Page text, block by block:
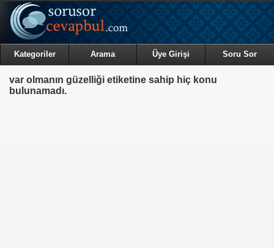
Kategoriler Arama Üye Girişi Soru Sor
var olmanın güzelliği etiketine sahip hiç konu
bulunamadı.